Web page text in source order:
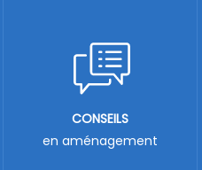
CONSEILS
en aménagement